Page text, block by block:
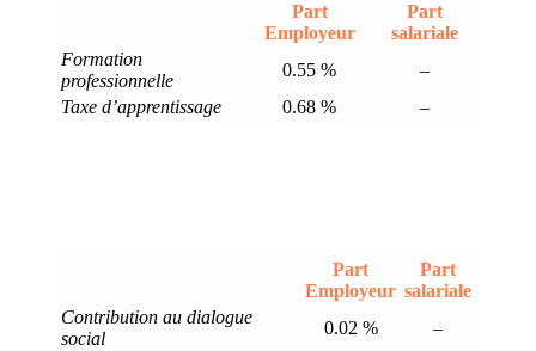
Part
Employeur
Part
salariale
Formation
professionnelle
0.55 %
–
Taxe d’apprentissage
0.68 % –
Part
Employeur
Part
salariale
Contribution au dialogue
social
0.02 %
–